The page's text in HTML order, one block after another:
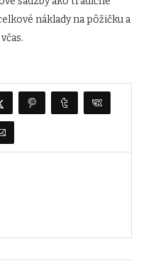
náklady na pôžičku a